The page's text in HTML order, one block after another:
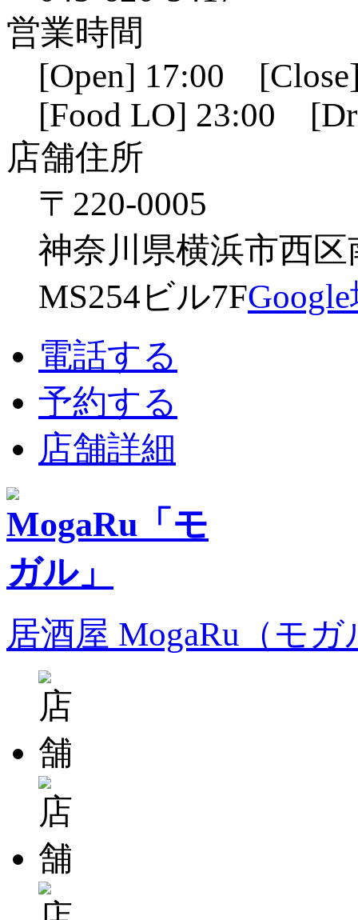
営業時間
[Open] 17:00
[Food LO] 23:00
店舗住所
〒220-0005
神奈川県横浜市西区
MS254ビル7F
電話する
予約する
店舗詳細
居酒屋 MogaRu（モ